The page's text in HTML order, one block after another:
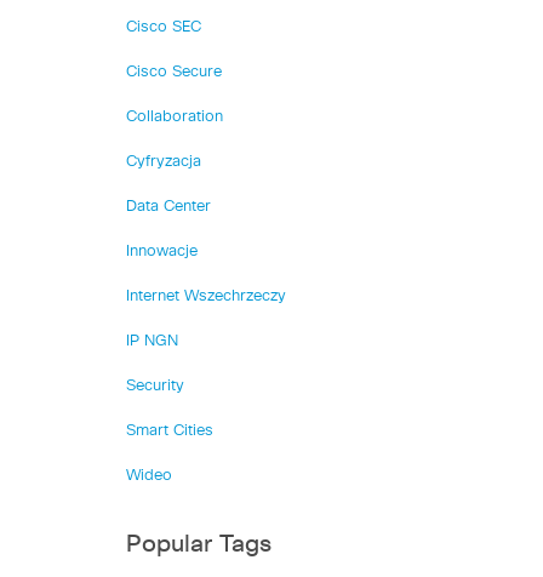
Cisco SEC
Cisco Secure
Collaboration
Cyfryzacja
Data Center
Innowacje
Internet Wszechrzeczy
IP NGN
Security
Smart Cities
Wideo
Popular Tags